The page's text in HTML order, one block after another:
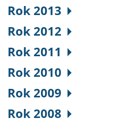
Rok 2013
Rok 2012
Rok 2011
Rok 2010
Rok 2009
Rok 2008